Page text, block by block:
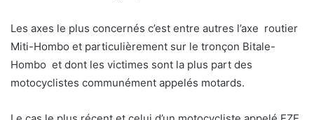
Les axes le plus concernés c’est entre autres l’axe routier
Miti-Hombo et particulièrement sur le tronçon Bitale-
Hombo et dont les victimes sont la plus part des
motocyclistes communément appelés motards.